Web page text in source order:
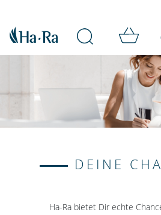
DEINE
Ha-Ra bietet Dir echte